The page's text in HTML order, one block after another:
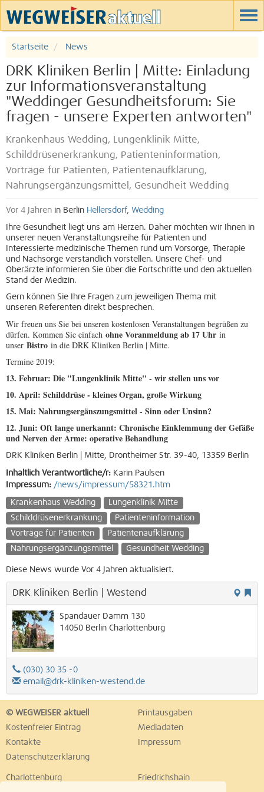
Startseite News
DRK Kliniken Berlin | Mitte: Einladung
zur Informationsveranstaltung
"Weddinger Gesundheitsforum: Sie
fragen - unsere Experten antworten"
Krankenhaus Wedding, Lungenklinik Mitte,
Schilddrüsenerkrankung, Patienteninformation,
Vorträge für Patienten, Patientenaufklärung,
Nahrungsergänzungsmittel, Gesundheit Wedding
Vor 4 Jahren in Berlin Hellersdorf, Wedding
Ihre Gesundheit liegt uns am Herzen. Daher möchten wir Ihnen in
unserer neuen Veranstaltungsreihe für Patienten und
Interessierte medizinische Themen rund um Vorsorge, Therapie
und Nachsorge verständlich vorstellen. Unsere Chef- und
Oberärzte informieren Sie über die Fortschritte und den aktuellen
Stand der Medizin.
Gern können Sie Ihre Fragen zum jeweiligen Thema mit
unseren Referenten direkt besprechen.
Wir freuen uns Sie bei unseren kostenlosen Veranstaltungen begrüßen zu
dürfen. Kommen Sie einfach ohne Voranmeldung ab 17 Uhr in
unser Bistro in die DRK Kliniken Berlin | Mitte.
Termine 2019:
13. Februar: Die "Lungenklinik Mitte" - wir stellen uns vor
10. April: Schilddrüse - kleines Organ, große Wirkung
15. Mai: Nahrungsergänszungsmittel - Sinn oder Unsinn?
12. Juni: Oft lange unerkannt: Chronische Einklemmung der Gefäße
und Nerven der Arme: operative Behandlung
DRK Kliniken Berlin | Mitte, Drontheimer Str. 39-40, 13359 Berlin
Inhaltlich Verantwortliche/r: Karin Paulsen
Impressum: /news/impressum/58321.htm
Krankenhaus Wedding
Lungenklinik Mitte
Schilddrüsenerkrankung
Patienteninformation
Vorträge für Patienten
Patientenaufklärung
Nahrungsergänzungsmittel
Gesundheit Wedding
Diese News wurde Vor 4 Jahren aktualisiert.
DRK Kliniken Berlin | Westend
Spandauer Damm 130
14050 Berlin Charlottenburg
(030) 30 35 -0
email@drk-kliniken-westend.de
© WEGWEISER aktuell
Printausgaben
Kostenfreier Eintrag
Mediadaten
Kontakte
Impressum
Datenschutzerklärung
Charlottenburg
Friedrichshain